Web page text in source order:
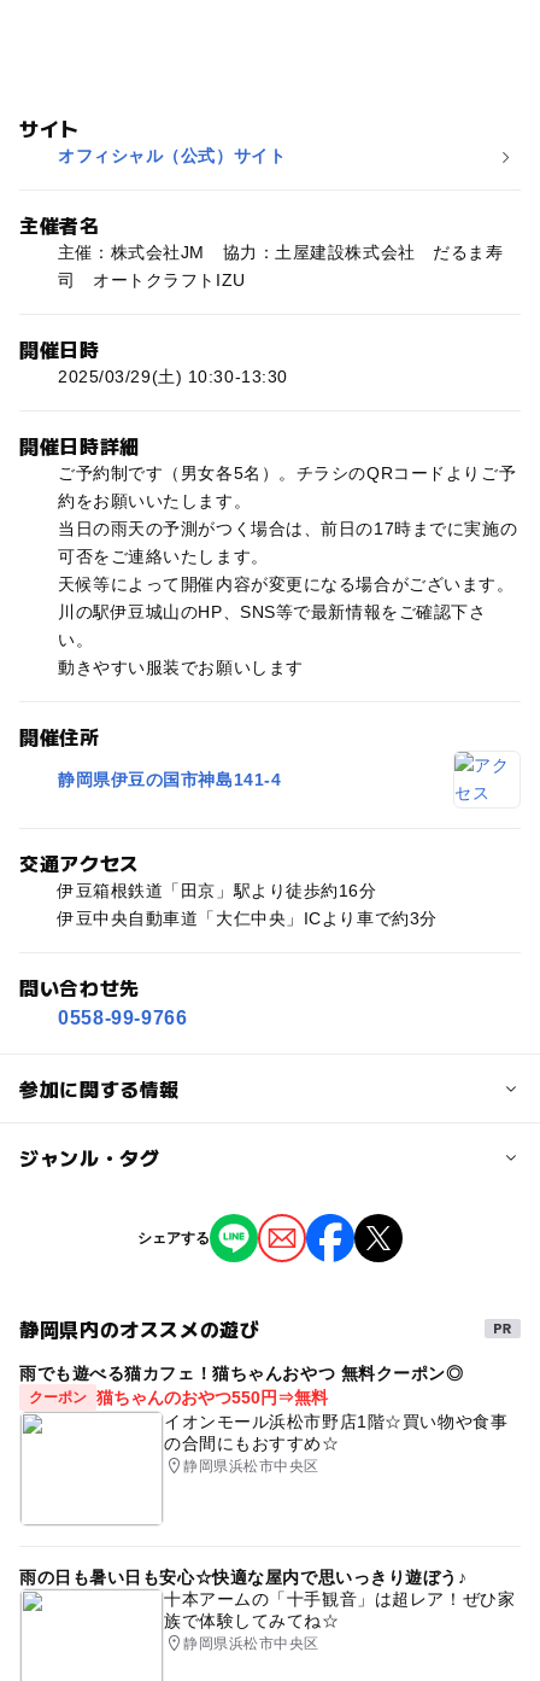
サイト
オフィシャル（公式）サイト
主催者名
主催：株式会社JM 協力：土屋建設株式会社 だるま寿
司 オートクラフトIZU
開催日時
2025/03/29(土) 10:30-13:30
開催日時詳細
ご予約制です（男女各5名）。チラシのQRコードよりご予
約をお願いいたします。
当日の雨天の予測がつく場合は、前日の17時までに実施の
可否をご連絡いたします。
天候等によって開催内容が変更になる場合がございます。
川の駅伊豆城山のHP、SNS等で最新情報をご確認下さ
い。
動きやすい服装でお願いします
開催住所
静岡県伊豆の国市神島141-4
交通アクセス
伊豆箱根鉄道「田京」駅より徒歩約16分
伊豆中央自動車道「大仁中央」ICより車で約3分
問い合わせ先
0558-99-9766
参加に関する情報
定員
対象年齢
3歳･4歳･5歳･6歳(幼児)小学生
チラシのQRコードよりご予約をお願いいたします。
ジャンル・タグ
ミニイベント
タグ
屋外イベント #駐車場無料 伊豆の国市 雨天中止
要予約 18歳以上 学生限定
シェアする
静岡県内のオススメの遊び
雨でも遊べる猫カフェ！猫ちゃんおやつ 無料クーポン◎
クーポン 猫ちゃんのおやつ550円⇒無料
イオンモール浜松市野店1階☆買い物や食事
の合間にもおすすめ☆
静岡県浜松市中央区
雨の日も暑い日も安心☆快適な屋内で思いっきり遊ぼう♪
十本アームの「十手観音」は超レア！ぜひ家
族で体験してみてね☆
静岡県浜松市中央区